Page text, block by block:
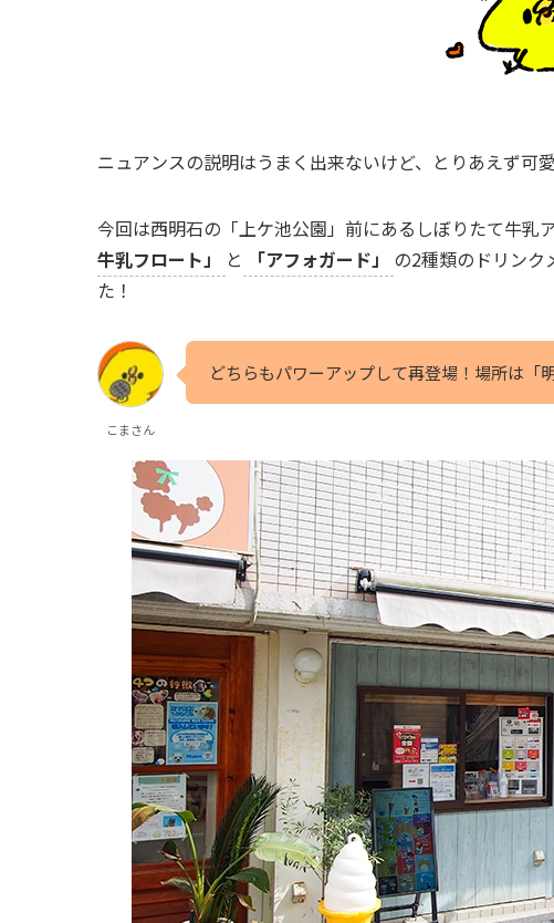
ニュアンスの説明はうまく出来ないけど、とりあえず可
今回は西明石の「上ケ池公園」前にあるしぼりたて牛乳
牛乳フロート」
と 「アフォガード」
の2種類のドリンク
た！
こまさん
どちらもパワーアップして再登場！場所は「